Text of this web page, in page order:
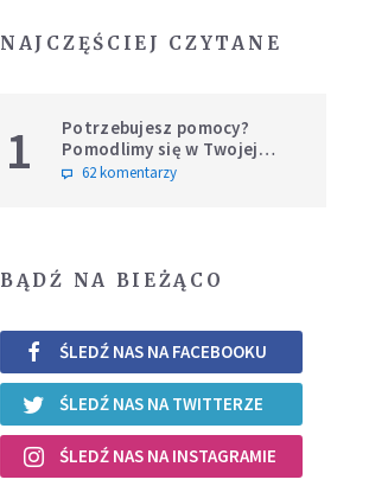
NAJCZĘŚCIEJ CZYTANE
1
Potrzebujesz pomocy?
Pomodlimy się w Twojej
intencji
62 komentarzy
BĄDŹ NA BIEŻĄCO
ŚLEDŹ NAS NA FACEBOOKU
ŚLEDŹ NAS NA TWITTERZE
ŚLEDŹ NAS NA INSTAGRAMIE